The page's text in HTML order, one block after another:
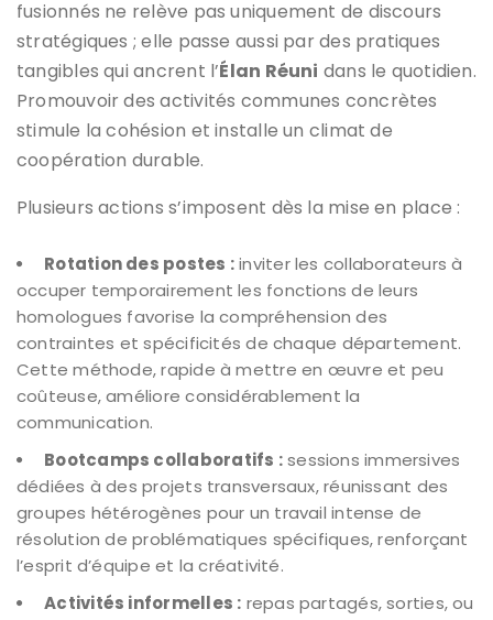
fusionnés ne relève pas uniquement de discours
stratégiques ; elle passe aussi par des pratiques
tangibles qui ancrent l’Élan Réuni dans le quotidien.
Promouvoir des activités communes concrètes
stimule la cohésion et installe un climat de
coopération durable.
Plusieurs actions s’imposent dès la mise en place :
Rotation des postes :inviter les collaborateurs à
occuper temporairement les fonctions de leurs
homologues favorise la compréhension des
contraintes et spécificités de chaque département.
Cette méthode, rapide à mettre en œuvre et peu
coûteuse, améliore considérablement la
communication.
Bootcamps collaboratifs :sessions immersives
dédiées à des projets transversaux, réunissant des
groupes hétérogènes pour un travail intense de
résolution de problématiques spécifiques, renforçant
l’esprit d’équipe et la créativité.
Activités informelles : repas partagés, sorties, ou